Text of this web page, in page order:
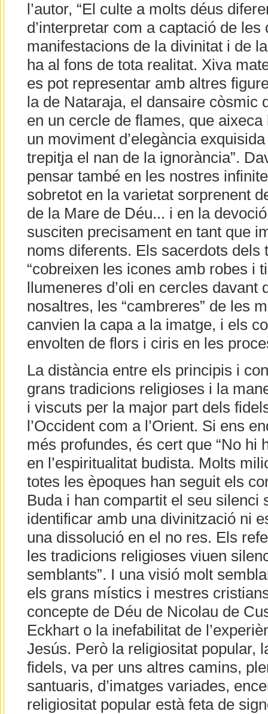
l’autor, “El culte a molts déus
d’interpretar com a captació de les
manifestacions de la divinitat i de
ha al fons de tota realitat. Xiva
es pot representar amb altres
la de Nataraja, el dansaire còsmic
en un cercle de flames, que
un moviment d’elegància
trepitja el nan de la ignorància”.
pensar també en les nostres
sobretot en la varietat sorprenent
de la Mare de Déu... i en la
susciten precisament en tant que
noms diferents. Els sacerdots dels
“cobreixen les icones amb robes i
llumeneres d’oli en cercles davant
nosaltres, les “cambreres” de les
canvien la capa a la imatge, i els
envolten de flors i ciris en les
La distància entre els principis i
grans tradicions religioses i la
i viscuts per la major part dels
l’Occident com a l’Orient. Si ens
més profundes, és cert que “No hi
en l’espiritualitat budista. Molts
totes les èpoques han seguit els
Buda i han compartit el seu silenci
identificar amb una divinització ni
una dissolució en el no res. Els
les tradicions religioses viuen
semblants”. I una visió molt
els grans místics i mestres
concepte de Déu de Nicolau de
Eckhart o la inefabilitat de
Jesús. Però la religiositat popular,
fidels, va per uns altres camins,
santuaris, d’imatges variades,
religiositat popular està feta de